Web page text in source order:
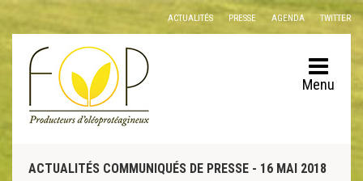
Panneau de gestion des cookies
ACTUALITÉS PRESSE AGENDA TWITTER
Menu
ACTUALITÉS COMMUNIQUÉS DE PRESSE - 16 MAI 2018